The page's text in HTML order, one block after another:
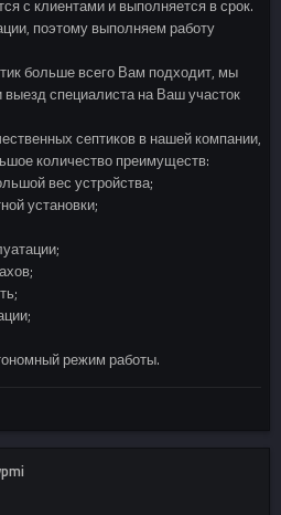
с клиентами и выполняется в срок.
поэтому выполняем работу
больше всего Вам подходит, мы
специалиста на Ваш участок
септиков в нашей компании,
количество преимуществ:
вес устройства;
установки;
режим работы.